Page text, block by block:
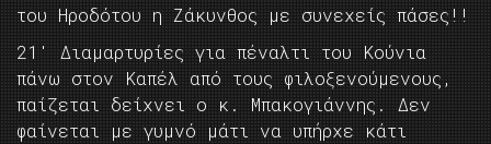
του Ηροδότου η Ζάκυνθος με συνεχείς πάσες!!
21′ Διαμαρτυρίες για πέναλτι του Κούνια
πάνω στον Καπέλ από τους φιλοξενούμενους,
παίζεται δείχνει ο κ. Μπακογιάννης. Δεν
φαίνεται με γυμνό μάτι να υπήρχε κάτι